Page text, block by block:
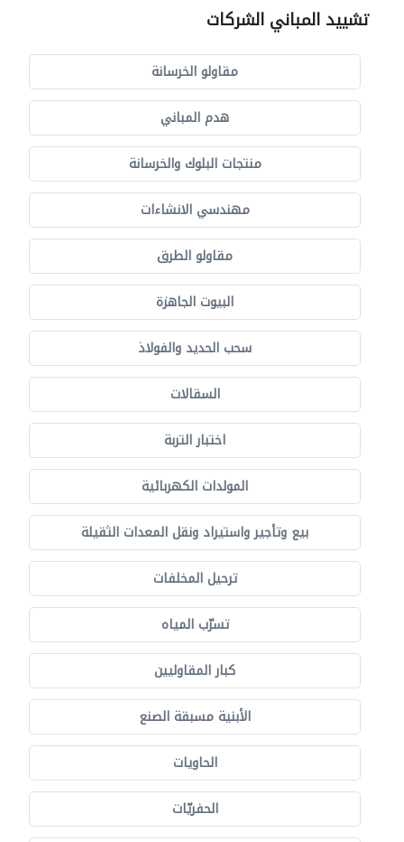
تشييد المباني الشركات
مقاولو الخرسانة
هدم المباني
منتجات البلوك والخرسانة
مهندسي الانشاءات
مقاولو الطرق
البيوت الجاهزة
سحب الحديد والفولاذ
السقالات
اختبار التربة
المولدات الكهربائية
بيع وتأجير واستيراد ونقل المعدات الثقيلة
ترحيل المخلفات
تسرّب المياه
كبار المقاوليين
الأبنية مسبقة الصنع
الحاويات
الحفريّات